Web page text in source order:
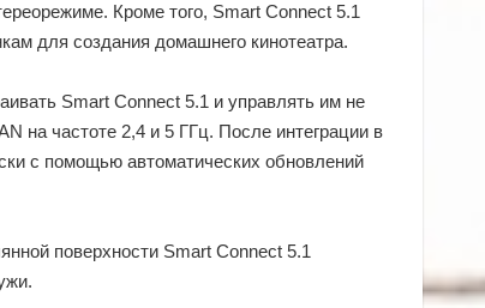
Кроме того, Smart Connect 5.1
для создания домашнего кинотеатра.
Smart Connect 5.1 и управлять им не
на частоте 2,4 и 5 ГГц. После интеграции в
с помощью автоматических обновлений
поверхности Smart Connect 5.1